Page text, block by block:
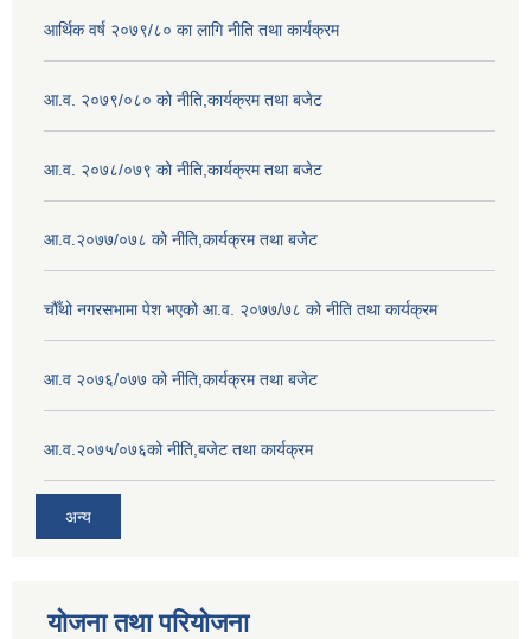
आर्थिक वर्ष २०७९/८० का लागि नीति तथा कार्यक्रम
आ.व. २०७९/०८० को नीति,कार्यक्रम तथा बजेट
आ.व. २०७८/०७९ को नीति,कार्यक्रम तथा बजेट
आ.व.२०७७/०७८ को नीति,कार्यक्रम तथा बजेट
चौँथो नगरसभामा पेश भएको आ.व. २०७७/७८ को नीति तथा कार्यक्रम
आ.व २०७६/०७७ को नीति,कार्यक्रम तथा बजेट
आ.व.२०७५/०७६को नीति,बजेट तथा कार्यक्रम
अन्य
योजना तथा परियोजना